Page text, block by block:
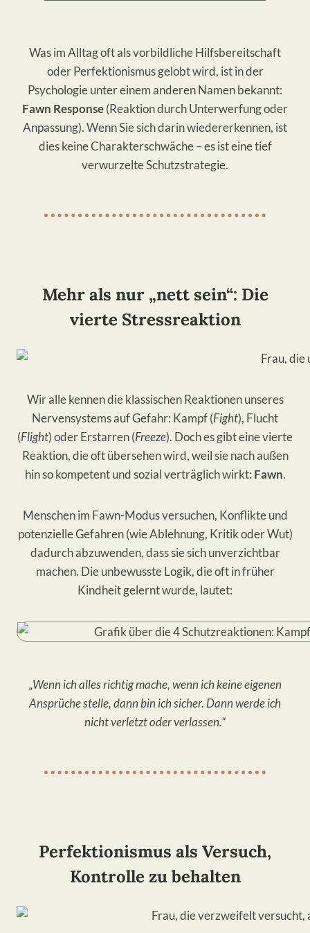
​Was im Alltag oft als vorbildliche Hilfsbereitschaft
oder Perfektionismus gelobt wird, ist in der
Psychologie unter einem anderen Namen bekannt:
Fawn Response(Reaktion durch Unterwerfung oder
Anpassung). Wenn Sie sich darin wiedererkennen, ist
dies keine Charakterschwäche – es ist eine tief
verwurzelte Schutzstrategie.
​Mehr als nur „nett sein“: Die
vierte Stressreaktion
​Wir alle kennen die klassischen Reaktionen unseres
Nervensystems auf Gefahr: Kampf (Fight), Flucht
(Flight) oder Erstarren (Freeze). Doch es gibt eine vierte
Reaktion, die oft übersehen wird, weil sie nach außen
hin so kompetent und sozial verträglich wirkt: Fawn.
​Menschen im Fawn-Modus versuchen, Konflikte und
potenzielle Gefahren (wie Ablehnung, Kritik oder Wut)
dadurch abzuwenden, dass sie sich unverzichtbar
machen. Die unbewusste Logik, die oft in früher
Kindheit gelernt wurde, lautet:
„Wenn ich alles richtig mache, wenn ich keine eigenen
Ansprüche stelle, dann bin ich sicher. Dann werde ich
nicht verletzt oder verlassen.“
​Perfektionismus als Versuch,
Kontrolle zu behalten